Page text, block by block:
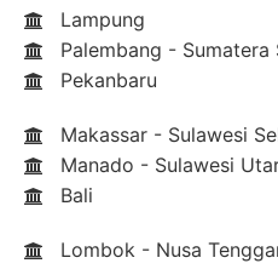
Lampung
Palembang - Sumatera
Pekanbaru
Makassar - Sulawesi
Manado - Sulawesi
Bali
Lombok - Nusa